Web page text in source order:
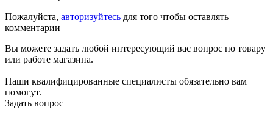
Пожалуйста, авторизуйтесь для того чтобы оставлять
комментарии
Вы можете задать любой интересующий вас вопрос по товару
или работе магазина.
Наши квалифицированные специалисты обязательно вам
помогут.
Задать вопрос